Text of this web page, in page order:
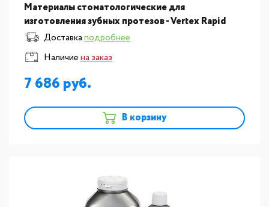
Материалы стоматологические для
изготовления зубных протезов - Vertex Rapid
Simplified пластмасса для изготовления базисов
съемных протезов, горяч.?
Доставкаподробнее
Наличиена заказ
7 686
В корзину